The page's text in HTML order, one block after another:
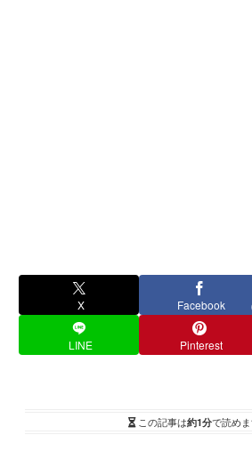
X Facebook
LINE Pinterest
この記事は約1分で読めま